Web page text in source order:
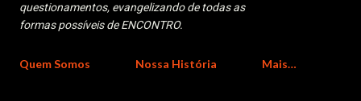
questionamentos, evangelizando de todas as
formas possíveis de ENCONTRO.
Quem Somos Nossa História Mais…